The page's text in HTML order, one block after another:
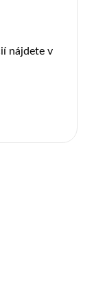
nájdete v